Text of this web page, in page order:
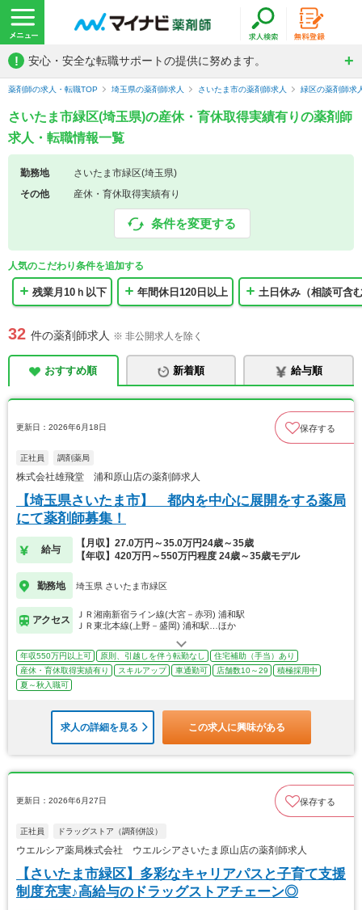
! 安心・安全な転職サポートの提供に努めます。
薬剤師の求人・転職TOP 埼玉県の薬剤師求人 さいたま市の薬剤師求人 緑区の薬剤師求
さいたま市緑区(埼玉県)の産休・育休取得実績有りの薬剤師
求人・転職情報一覧
勤務地
さいたま市緑区(埼玉県)
その他
産休・育休取得実績有り
条件を変更する
人気のこだわり条件を追加する
残業月10ｈ以下 年間休日120日以上 土日休み（相談可含
32 件の薬剤師求人 ※ 非公開求人を除く
おすすめ順 新着順 給与順
更新日：2026年6月18日 保存する
正社員 調剤薬局
株式会社雄飛堂 浦和原山店の薬剤師求人
【埼玉県さいたま市】 都内を中心に展開をする薬局
にて薬剤師募集！
給与
【月収】27.0万円～35.0万円24歳～35歳
【年収】420万円～550万円程度 24歳～35歳モデル
勤務地 埼玉県 さいたま市緑区
アクセス
ＪＲ湘南新宿ライン線(大宮－赤羽) 浦和駅
ＪＲ東北本線(上野－盛岡) 浦和駅…ほか
年収550万円以上可 原則、引越しを伴う転勤なし
住宅補助（手当）あり
産休・育休取得実績有り
スキルアップ 車通勤可 店舗数10～29
積極採用中
夏～秋入職可
求人の詳細を見る この求人に興味がある
更新日：2026年6月27日 保存する
正社員 ドラッグストア（調剤併設）
ウエルシア薬局株式会社 ウエルシアさいたま原山店の薬剤師求人
【さいたま市緑区】多彩なキャリアパスと子育て支援
制度充実♪高給与のドラッグストアチェーン◎